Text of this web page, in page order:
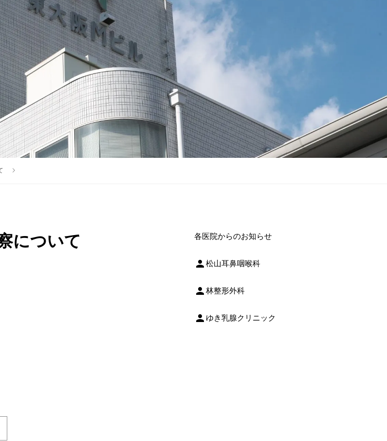
について 各医院からのお知らせ
person 松山耳鼻咽喉科
person 林整形外科
person ゆき乳腺クリニック